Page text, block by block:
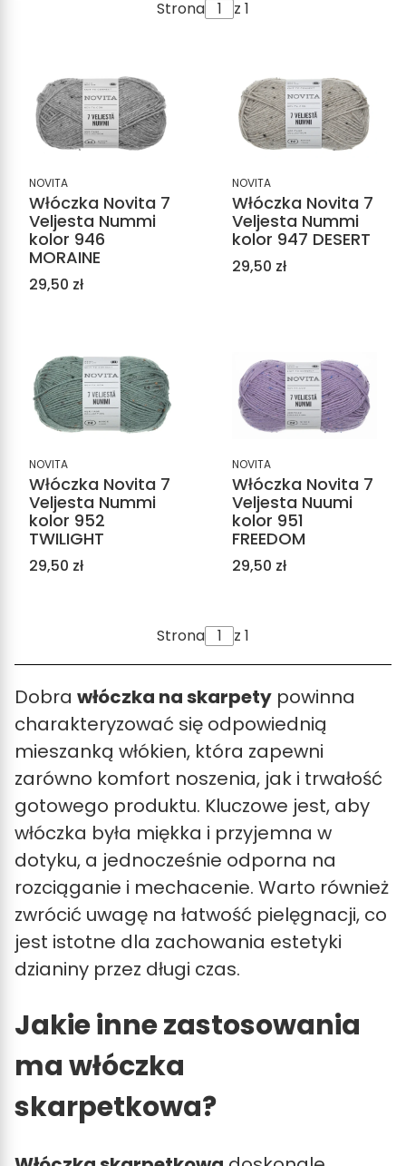
Strona z 1
NOVITA
Włóczka Novita 7
Veljesta Nummi
kolor 946
MORAINE
Cena
29,50 zł
NOVITA
Włóczka Novita 7
Veljesta Nummi
kolor 947 DESERT
Cena
29,50 zł
NOVITA
Włóczka Novita 7
Veljesta Nummi
kolor 952
TWILIGHT
Cena
29,50 zł
NOVITA
Włóczka Novita 7
Veljesta Nuumi
kolor 951
FREEDOM
Cena
29,50 zł
Strona z 1
Dobra włóczka na skarpety powinna
charakteryzować się odpowiednią
mieszanką włókien, która zapewni
zarówno komfort noszenia, jak i trwałość
gotowego produktu. Kluczowe jest, aby
włóczka była miękka i przyjemna w
dotyku, a jednocześnie odporna na
rozciąganie i mechacenie. Warto również
zwrócić uwagę na łatwość pielęgnacji, co
jest istotne dla zachowania estetyki
dzianiny przez długi czas.
Jakie inne zastosowania
ma włóczka
skarpetkowa?